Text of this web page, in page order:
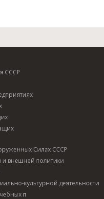
СССР
Силах СССР
внешней политики
культурной деятельности
п